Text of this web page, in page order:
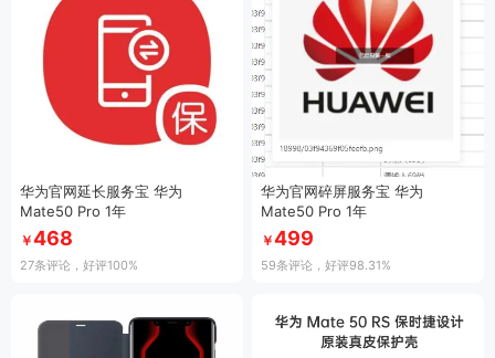
华为官网延长服务宝 华为
Mate50 Pro 1年
￥468
27条评论 ，好评100%
华为官网碎屏服务宝 华为
Mate50 Pro 1年
￥499
59条评论 ，好评98.31%